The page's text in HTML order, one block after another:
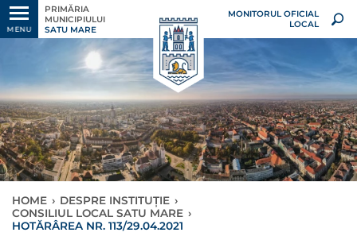
MENU
PRIMĂRIA
MUNICIPIULUI
SATU MARE
MONITORUL OFICIAL
LOCAL
HOME › DESPRE INSTITUȚIE ›
CONSILIUL LOCAL SATU MARE ›
HOTĂRÂREA NR. 113/29.04.2021